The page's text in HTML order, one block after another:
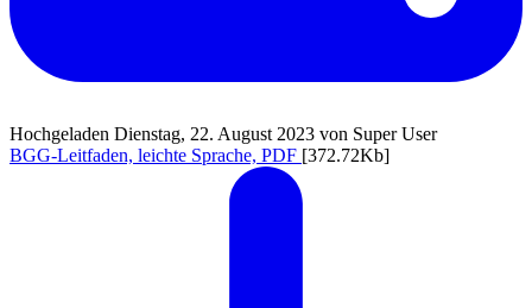
Hochgeladen Dienstag, 22. August 2023 von Super User
BGG-Leitfaden, leichte Sprache, PDF [372.72Kb]